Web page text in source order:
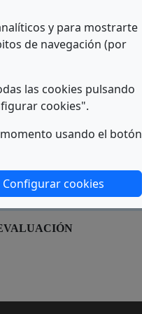
y para mostrarte
de navegación (por
las cookies pulsando
cookies".
usando el botón
Configurar cookies
>(Abre en nueva ventana)